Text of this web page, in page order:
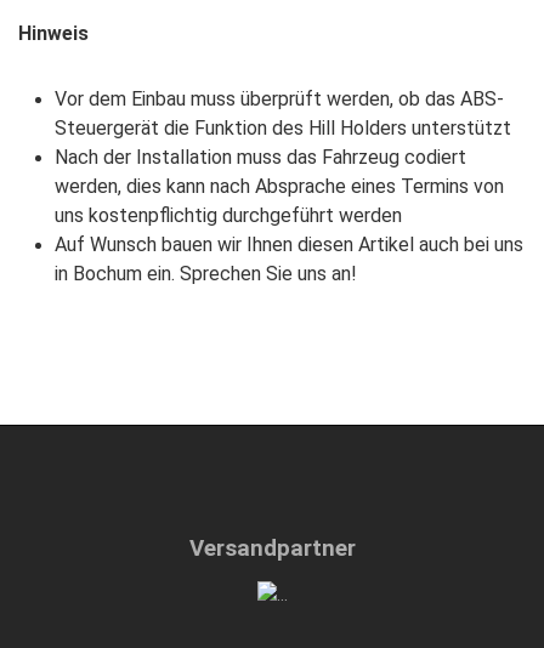
Hinweis
Vor dem Einbau muss überprüft werden, ob das ABS-
Steuergerät die Funktion des Hill Holders unterstützt
Nach der Installation muss das Fahrzeug codiert
werden, dies kann nach Absprache eines Termins von
uns kostenpflichtig durchgeführt werden
Auf Wunsch bauen wir Ihnen diesen Artikel auch bei uns
in Bochum ein. Sprechen Sie uns an!
Versandpartner